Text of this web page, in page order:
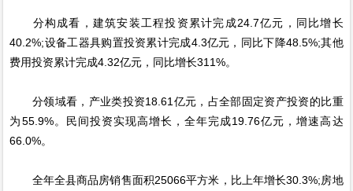
分构成看，建筑安装工程投资累计完成24.7亿元，同比增长
40.2%;设备工器具购置投资累计完成4.3亿元，同比下降48.5%;其他
费用投资累计完成4.32亿元，同比增长311%。
分领域看，产业类投资18.61亿元，占全部固定资产投资的比重
为55.9%。民间投资实现高增长，全年完成19.76亿元，增速高达
66.0%。
全年全县商品房销售面积25066平方米，比上年增长30.3%;房地